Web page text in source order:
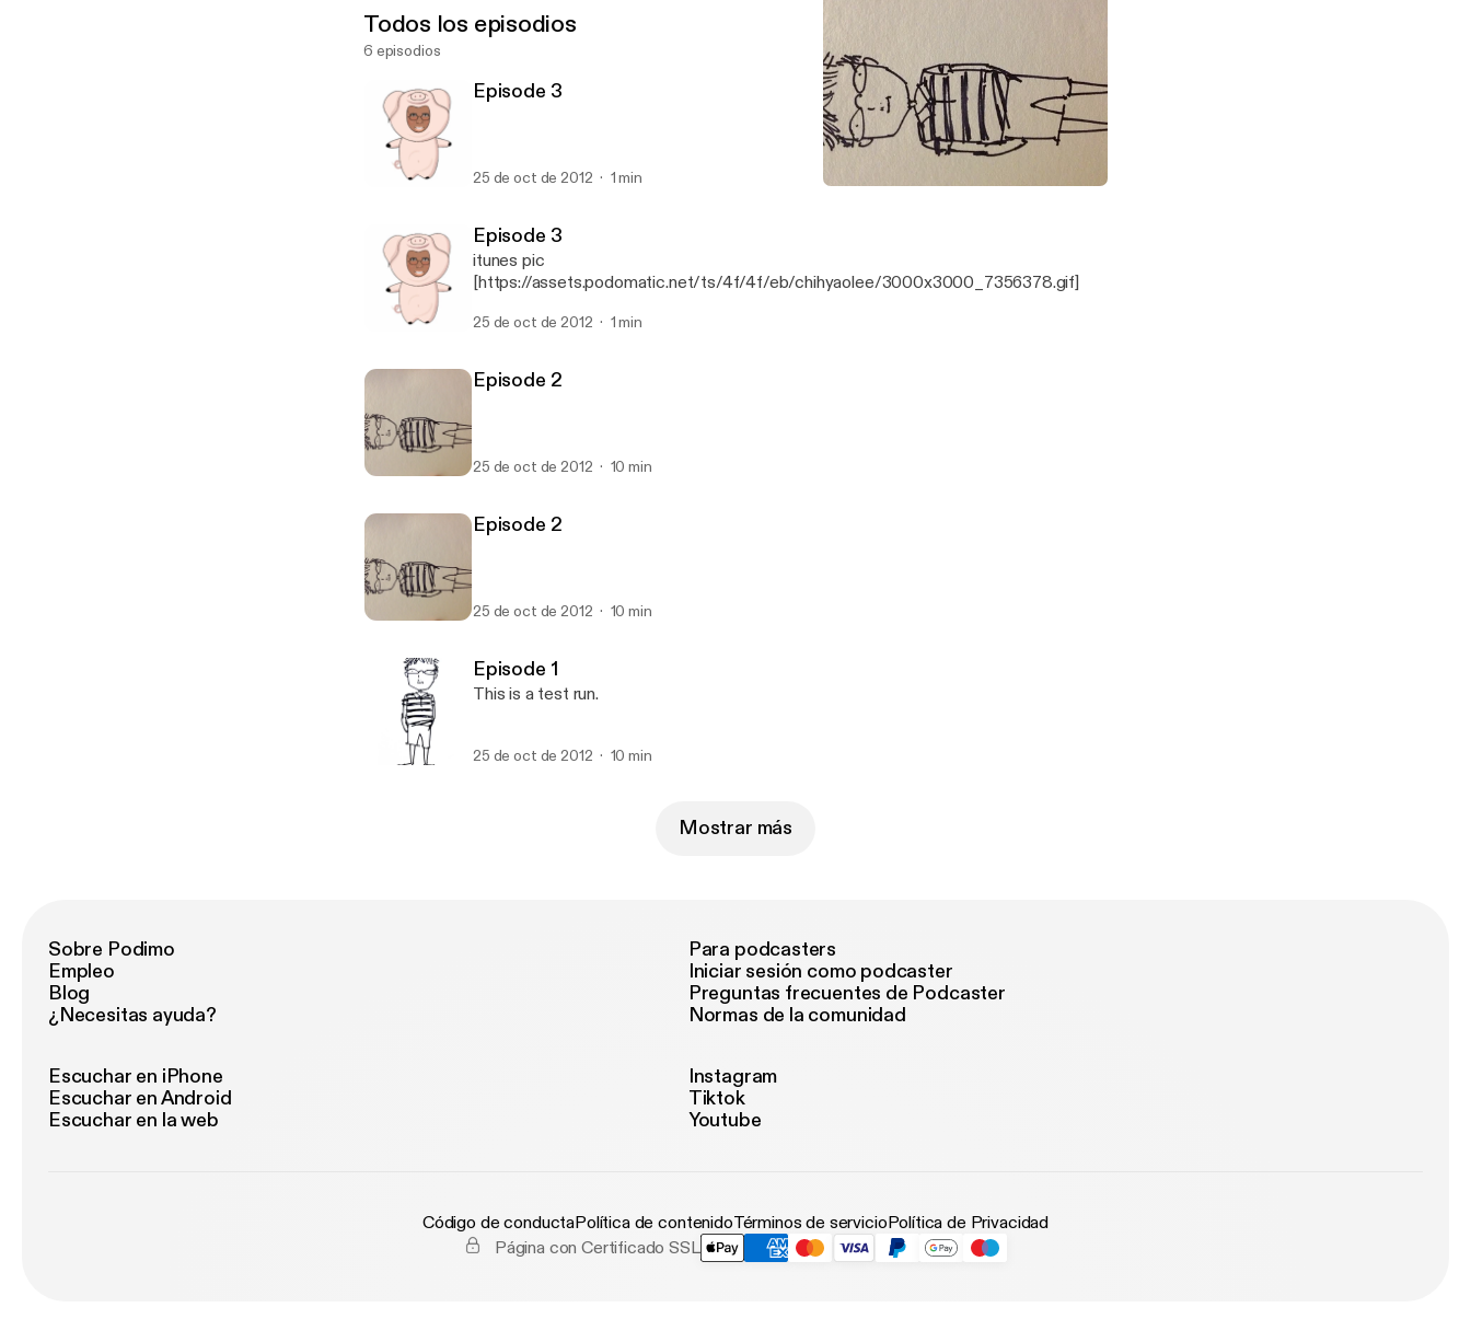
Todos los episodios
6 episodios
Episode 3
25 de oct de 2012 1 min
Episode 3
itunes pic
[https://assets.podomatic.net/ts/4f/4f/eb/chihyaolee/3000x3000_7356378.gif]
25 de oct de 2012 1 min
Episode 2
25 de oct de 2012 10 min
Episode 2
25 de oct de 2012 10 min
Episode 1
This is a test run.
25 de oct de 2012 10 min
Mostrar más
Sobre Podimo
Empleo
Blog
¿Necesitas ayuda?
Para podcasters
Iniciar sesión como podcaster
Preguntas frecuentes de Podcaster
Normas de la comunidad
Escuchar en iPhone
Escuchar en Android
Escuchar en la web
Instagram
Tiktok
Youtube
Código de conductaPolítica de contenidoTérminos de servicioPolítica de Privacidad
Página con Certificado SSL